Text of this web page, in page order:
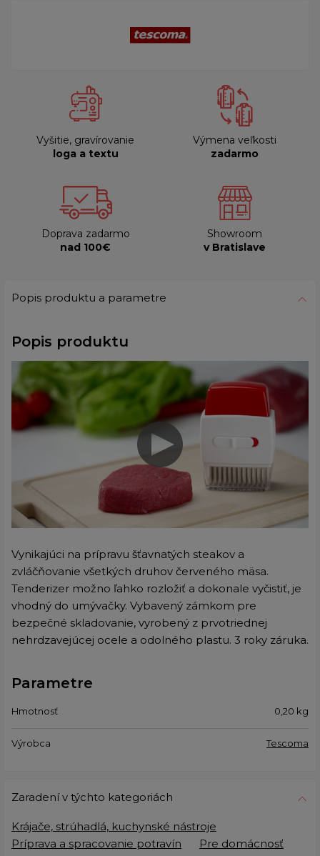
Vyšitie, gravírovanie
loga a textu
Výmena veľkosti
zadarmo
Doprava zadarmo
nad 100€
Showroom
v Bratislave
Popis produktu a parametre
Popis produktu
Vynikajúci na prípravu šťavnatých steakov a
zvláčňovanie všetkých druhov červeného mäsa.
Tenderizer možno ľahko rozložiť a dokonale vyčistiť, je
vhodný do umývačky. Vybavený zámkom pre
bezpečné skladovanie, vyrobený z prvotriednej
nehrdzavejúcej ocele a odolného plastu. 3 roky záruka.
Parametre
Hmotnosť 0,20 kg
Výrobca Tescoma
Zaradení v týchto kategoriách
Krájače, strúhadlá, kuchynské nástroje
Príprava a spracovanie potravín
Pre domácnosť